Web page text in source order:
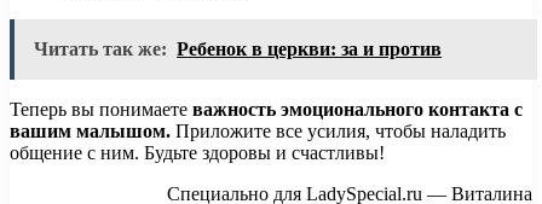
Читать так же: Ребенок в церкви: за и против
Теперь вы понимаете важность эмоционального контакта с
вашим малышом. Приложите все усилия, чтобы наладить
общение с ним. Будьте здоровы и счастливы!
Специально для LadySpecial.ru — Виталина